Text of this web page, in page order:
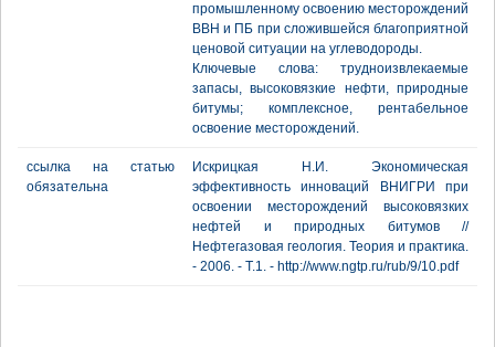
промышленному освоению месторождений
ВВН и ПБ при сложившейся благоприятной
ценовой ситуации на углеводороды.
Ключевые слова: трудноизвлекаемые
запасы, высоковязкие нефти, природные
битумы; комплексное, рентабельное
освоение месторождений.
ссылка на статью
обязательна
Искрицкая Н.И. Экономическая
эффективность инноваций ВНИГРИ при
освоении месторождений высоковязких
нефтей и природных битумов //
Нефтегазовая геология. Теория и практика.
- 2006. - Т.1. - http://www.ngtp.ru/rub/9/10.pdf